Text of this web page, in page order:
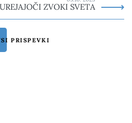
ZVOKI SVETA
PRISPEVKI